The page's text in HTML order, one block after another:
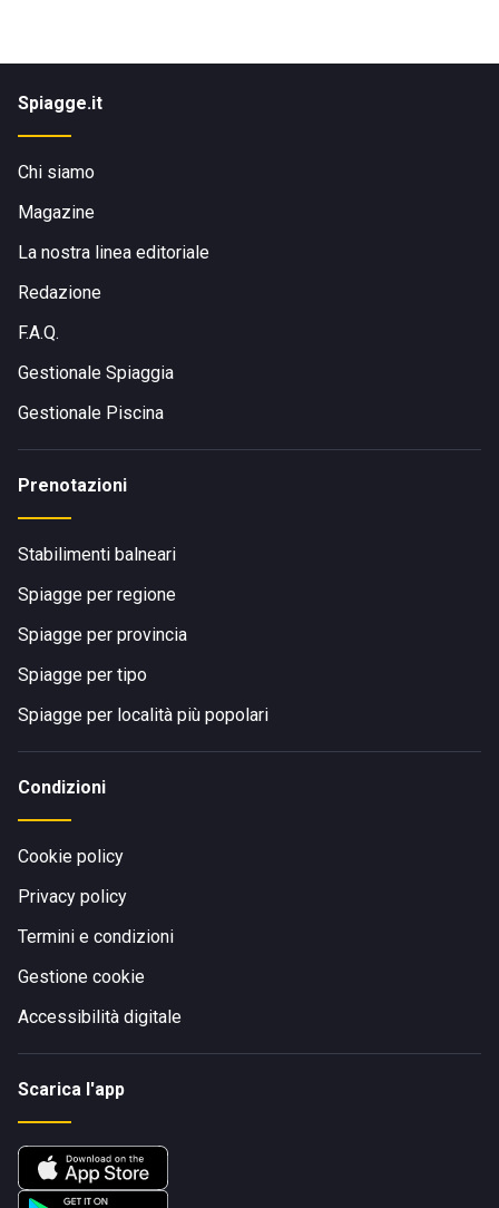
Spiagge.it
Chi siamo
Magazine
La nostra linea editoriale
Redazione
F.A.Q.
Gestionale Spiaggia
Gestionale Piscina
Prenotazioni
Stabilimenti balneari
Spiagge per regione
Spiagge per provincia
Spiagge per tipo
Spiagge per località più popolari
Condizioni
Cookie policy
Privacy policy
Termini e condizioni
Gestione cookie
Accessibilità digitale
Scarica l'app